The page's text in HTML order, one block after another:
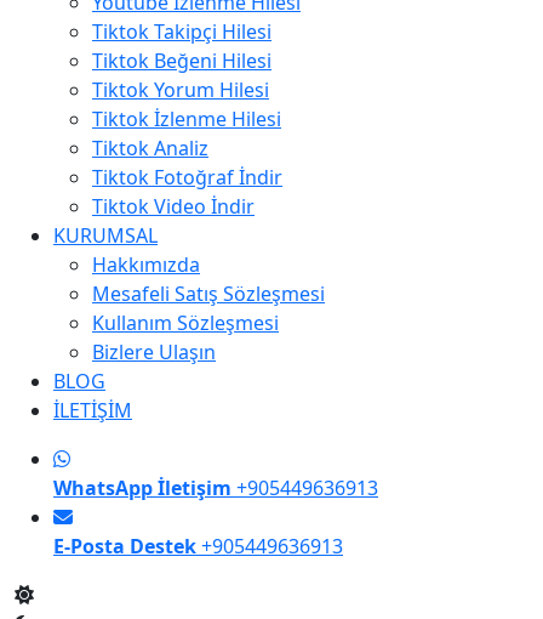
Tiktok Takipçi Hilesi
Tiktok Beğeni Hilesi
Tiktok Yorum Hilesi
Tiktok İzlenme Hilesi
Tiktok Analiz
Tiktok Fotoğraf İndir
Tiktok Video İndir
KURUMSAL
Hakkımızda
Mesafeli Satış Sözleşmesi
Kullanım Sözleşmesi
Bizlere Ulaşın
BLOG
İLETİŞİM
WhatsApp İletişim +905449636913
E-Posta Destek+905449636913